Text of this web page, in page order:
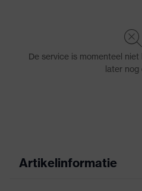
Artikelinformatie